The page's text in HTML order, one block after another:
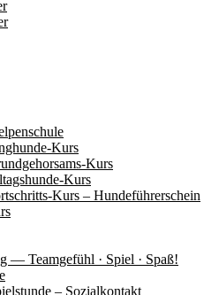
Kurs
Kurs
Kurs
Kurs – Hundeführerschein
— Teamgefühl · Spiel · Spaß!
– Sozialkontakt